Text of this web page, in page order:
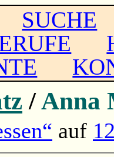
SUCHE
/Anna
auf